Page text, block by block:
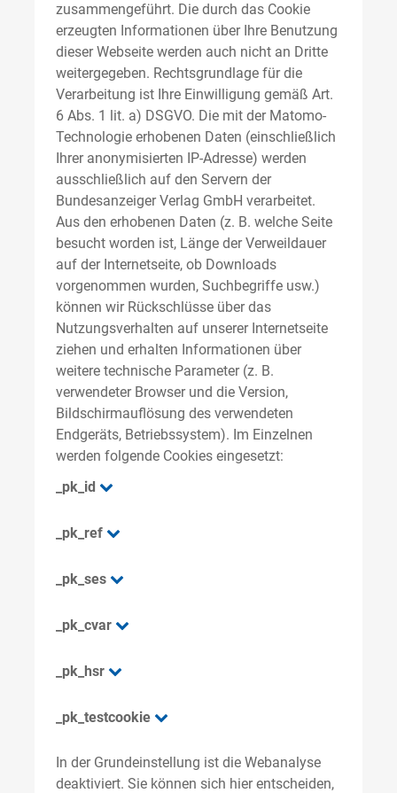
zusammengeführt. Die durch das Cookie
erzeugten Informationen über Ihre Benutzung
dieser Webseite werden auch nicht an Dritte
weitergegeben. Rechtsgrundlage für die
Verarbeitung ist Ihre Einwilligung gemäß Art.
6 Abs. 1 lit. a) DSGVO. Die mit der Matomo-
Technologie erhobenen Daten (einschließlich
Ihrer anonymisierten IP-Adresse) werden
ausschließlich auf den Servern der
Bundesanzeiger Verlag GmbH verarbeitet.
Aus den erhobenen Daten (z. B. welche Seite
besucht worden ist, Länge der Verweildauer
auf der Internetseite, ob Downloads
vorgenommen wurden, Suchbegriffe usw.)
können wir Rückschlüsse über das
Nutzungsverhalten auf unserer Internetseite
ziehen und erhalten Informationen über
weitere technische Parameter (z. B.
verwendeter Browser und die Version,
Bildschirmauflösung des verwendeten
Endgeräts, Betriebssystem). Im Einzelnen
werden folgende Cookies eingesetzt:
_pk_id
_pk_ref
_pk_ses
_pk_cvar
_pk_hsr
_pk_testcookie
In der Grundeinstellung ist die Webanalyse
deaktiviert. Sie können sich hier entscheiden,